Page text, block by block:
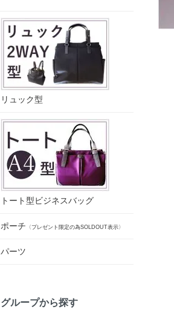
リュック型
トート型ビジネスバッグ
ポーチ 〈プレゼント限定の為SOLDOUT表示〉
パーツ
グループから探す